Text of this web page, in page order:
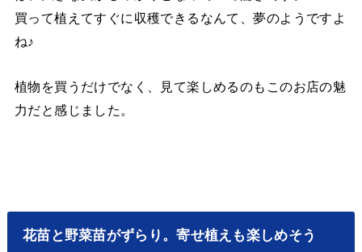
買って植えてすぐに収穫できるなんて、夢のようですよ
ね♪
植物を買うだけでなく、見て楽しめるのもこのお店の魅
力だと感じました。
花苗と野菜苗がずらり。寄せ植えも楽しめそう